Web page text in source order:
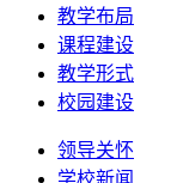
教学布局
课程建设
教学形式
校园建设
领导关怀